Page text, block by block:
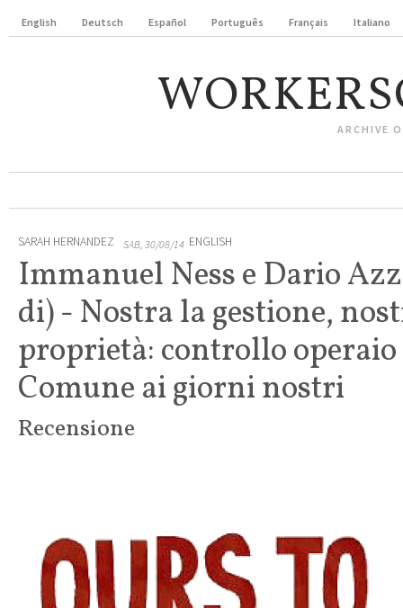
English Deutsch Español Português Français Italiano
ARCHIVE
SARAH HERNANDEZ SAB, 30/08/14 ENGLISH
Immanuel Ness e Dario
di) - Nostra la gestione,
proprietà: controllo
Comune ai giorni nostri
Recensione